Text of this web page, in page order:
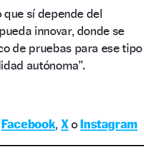
que sí depende del
innovar, donde se
de pruebas para ese tipo
autónoma”.
Facebook, Xo Instagram